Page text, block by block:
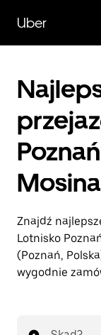
głównej
zawartości
Uber
Mosina
Znajdź
Lotnisko
(Poznań,
wygodnie